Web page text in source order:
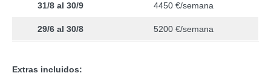
31/8 al 30/9
4450 €/semana
29/6 al 30/8 5200 €/semana
Extras incluidos: